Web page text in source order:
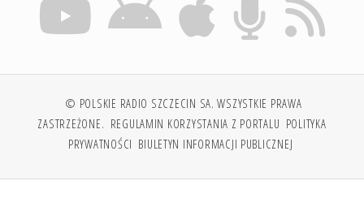
© POLSKIE RADIO SZCZECIN SA. WSZYSTKIE PRAWA
ZASTRZEŻONE. REGULAMIN KORZYSTANIA Z PORTALU POLITYKA
PRYWATNOŚCI BIULETYN INFORMACJI PUBLICZNEJ